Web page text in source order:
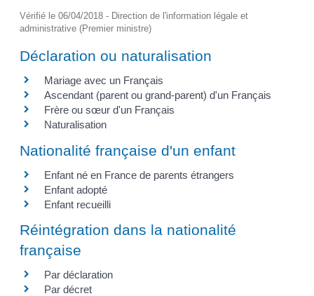
Vérifié le 06/04/2018 - Direction de l'information légale et
administrative (Premier ministre)
Déclaration ou naturalisation
Mariage avec un Français
Ascendant (parent ou grand-parent) d'un Français
Frère ou sœur d'un Français
Naturalisation
Nationalité française d'un enfant
Enfant né en France de parents étrangers
Enfant adopté
Enfant recueilli
Réintégration dans la nationalité
française
Par déclaration
Par décret